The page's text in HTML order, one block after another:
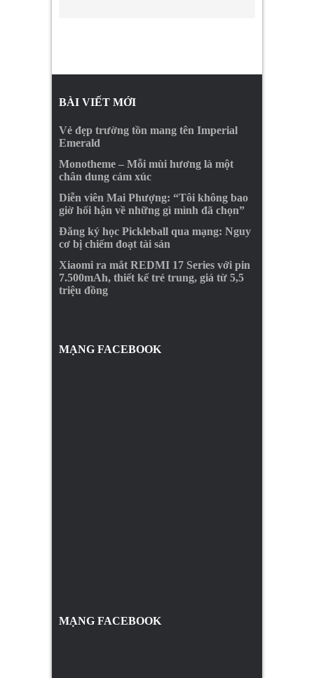
BÀI VIẾT MỚI
Vẻ đẹp trường tồn mang tên Imperial
Emerald
Monotheme – Mỗi mùi hương là một
chân dung cảm xúc
Diễn viên Mai Phượng: “Tôi không bao
giờ hối hận về những gì mình đã chọn”
Đăng ký học Pickleball qua mạng: Nguy
cơ bị chiếm đoạt tài sản
Xiaomi ra mắt REDMI 17 Series với pin
7.500mAh, thiết kế trẻ trung, giá từ 5,5
triệu đồng
MẠNG FACEBOOK
MẠNG FACEBOOK